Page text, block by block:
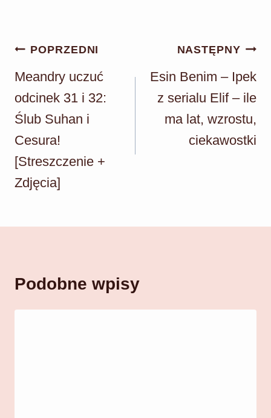
Nawigacja
wpisu
POPRZEDNI
Meandry uczuć
odcinek 31 i 32:
Ślub Suhan i
Cesura!
[Streszczenie +
Zdjęcia]
NASTĘPNY
Esin Benim – Ipek
z serialu Elif – ile
ma lat, wzrostu,
ciekawostki
Podobne wpisy